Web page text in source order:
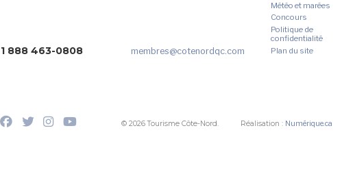
Météo et marées
Concours
Politique de
confidentialité
Plan du site
1 888 463-0808 membres@cotenordqc.com
© 2026 Tourisme Côte-Nord. Réalisation : Numérique.ca